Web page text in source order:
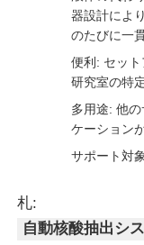
DNA / RNA抽
NGS磁珠
磁気ビード蛋白
器設計によ
のたびに一
便利: セット
研究室の特
多用途: 他
ケーション
サポート対
札:
自動核酸抽出シ